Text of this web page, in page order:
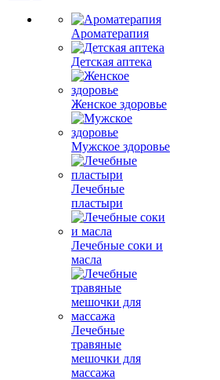
Ароматерапия
Детская аптека
Женское здоровье
Мужское здоровье
Лечебные
пластыри
Лечебные соки и
масла
Лечебные
травяные
мешочки для
массажа